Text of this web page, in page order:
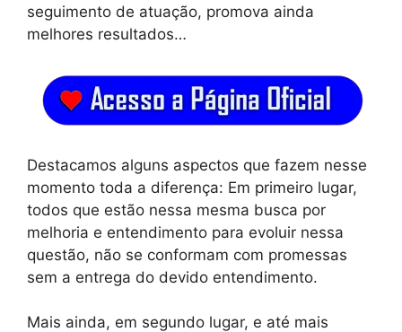
seguimento de atuação, promova ainda
melhores resultados…
Destacamos alguns aspectos que fazem nesse
momento toda a diferença: Em primeiro lugar,
todos que estão nessa mesma busca por
melhoria e entendimento para evoluir nessa
questão, não se conformam com promessas
sem a entrega do devido entendimento.
Mais ainda, em segundo lugar, e até mais